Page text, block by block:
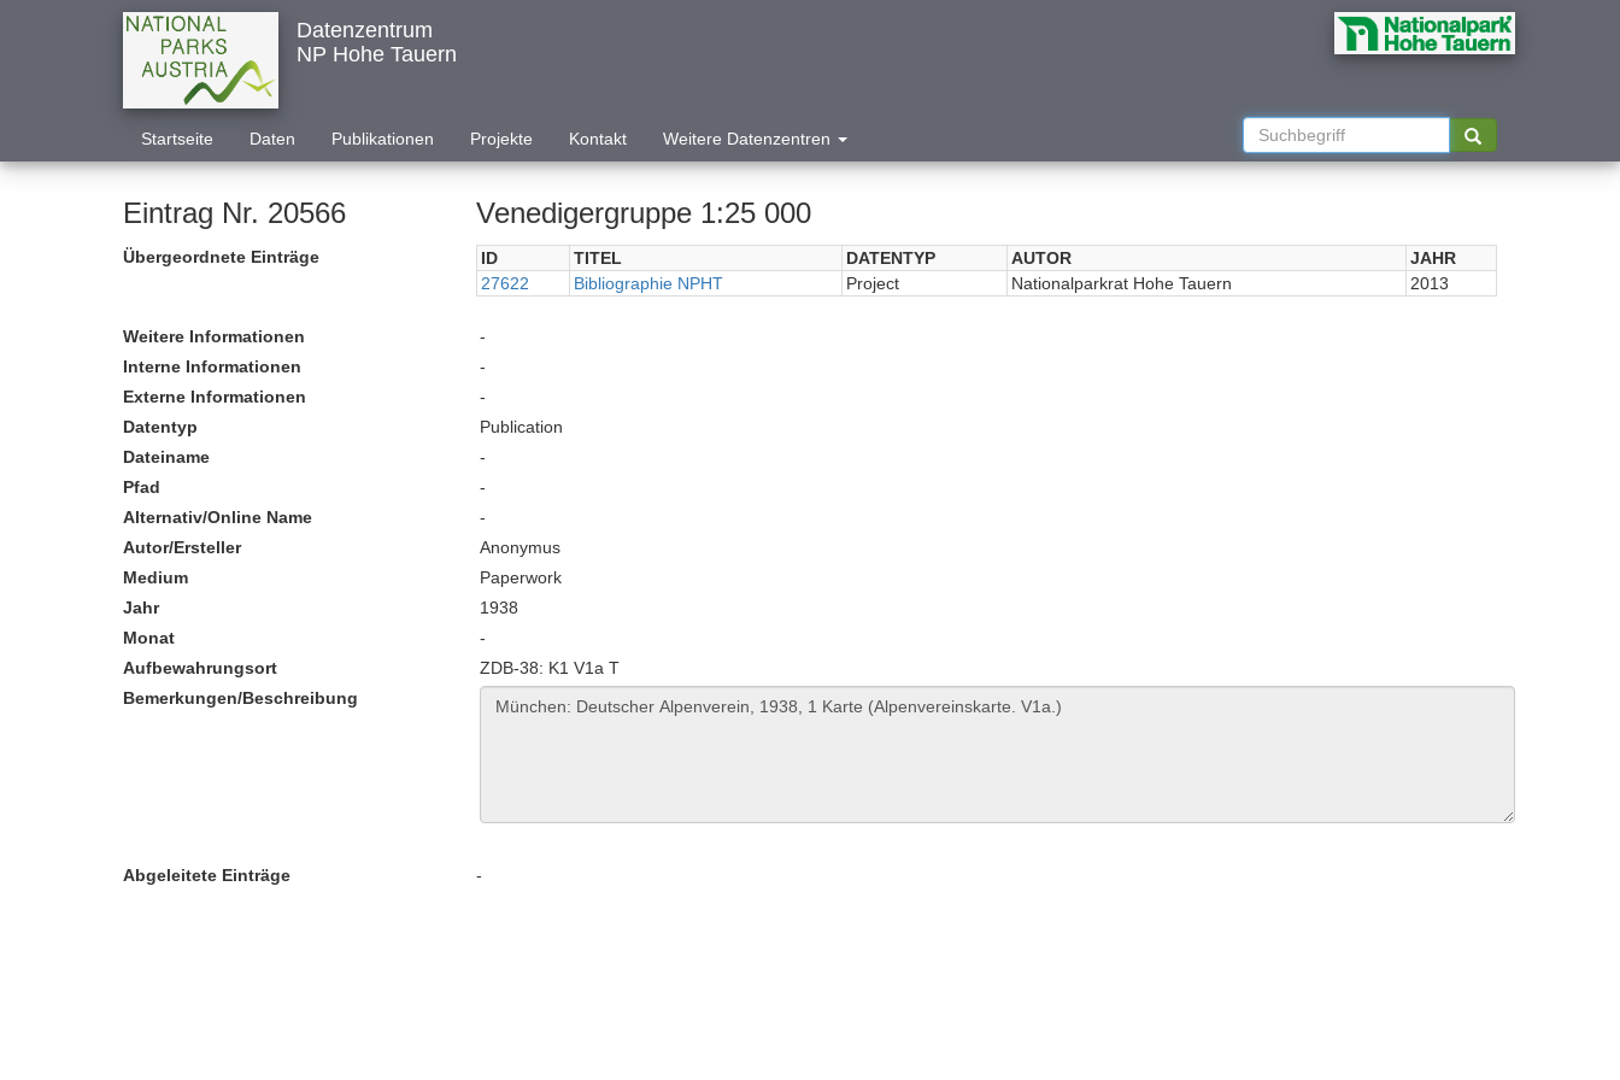
Datenzentrum
NP Hohe Tauern
Startseite Daten Publikationen Projekte Kontakt Weitere Datenzentren
Eintrag Nr. 20566 Venedigergruppe 1:25 000
Übergeordnete Einträge ID TITEL DATENTYP AUTOR
JAHR
27622
Bibliographie NPHT Project Nationalparkrat Hohe Tauern 2013
Weitere Informationen
-
Interne Informationen
-
Externe Informationen
-
Datentyp
Publication
Dateiname
-
Pfad
-
Alternativ/Online Name
-
Autor/Ersteller
Anonymus
Medium
Paperwork
Jahr
1938
Monat
-
Aufbewahrungsort
ZDB-38: K1 V1a T
Bemerkungen/Beschreibung
Abgeleitete Einträge -